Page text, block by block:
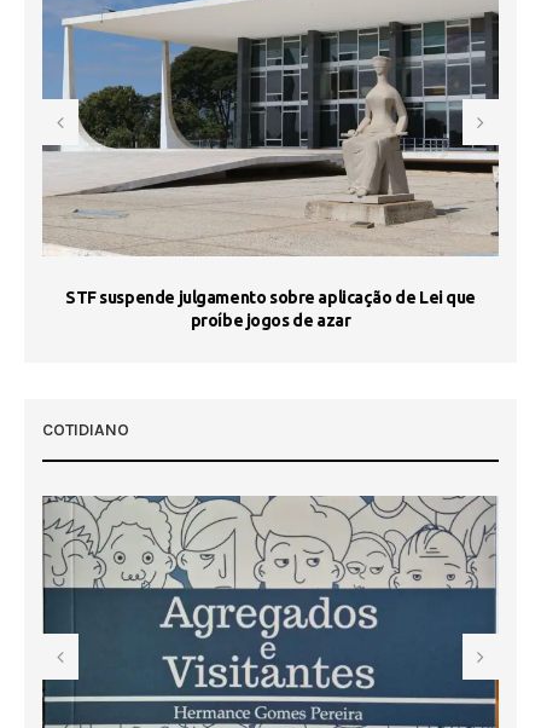
STF suspende julgamento sobre aplicação de Lei que
proíbe jogos de azar
COTIDIANO